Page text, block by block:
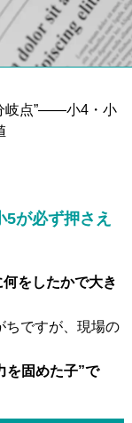
岐点”——小4・小
が必ず押さえ
をしたかで大き
ちですが、現場の
を固めた子”で